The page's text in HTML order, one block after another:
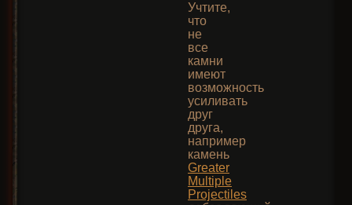
Учтите,
что
не
все
камни
имеют
возможность
усиливать
друг
друга,
например
камень
Greater
Multiple
Projectiles